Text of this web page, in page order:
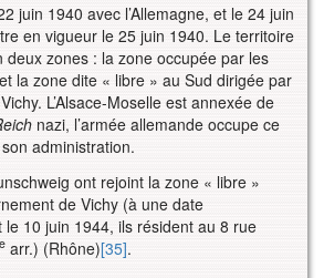
juin 1940 avec l’Allemagne, et le 24 juin
en vigueur le 25 juin 1940. Le territoire
deux zones : la zone occupée par les
la zone dite « libre » au Sud dirigée par
L’Alsace-Moselle est annexée de
nazi, l’armée allemande occupe ce
administration.
ont rejoint la zone « libre »
de Vichy (à une date
10 juin 1944, ils résident au 8 rue
e arr.) (Rhône)[35].